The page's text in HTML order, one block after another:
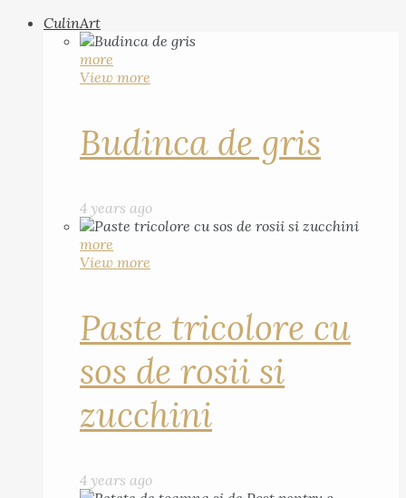
CulinArt
more
View more
Budinca de gris
4 years ago
more
View more
Paste tricolore cu
sos de rosii si
zucchini
4 years ago